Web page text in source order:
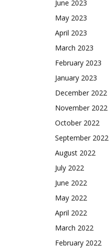
June 2023
May 2023
April 2023
March 2023
February 2023
January 2023
December 2022
November 2022
October 2022
September 2022
August 2022
July 2022
June 2022
May 2022
April 2022
March 2022
February 2022